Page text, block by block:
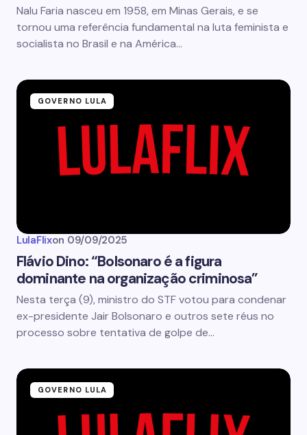
Nalu Faria nasceu em 1958, em Minas Gerais, e se
tornou uma referência fundamental na luta feminista e
socialista no Brasil e na América…
GOVERNO LULA
LulaFlixon 09/09/2025
Flávio Dino: “Bolsonaro é a figura
dominante na organização criminosa”
Nesta terça (9), ministro do STF votou para condenar
ex-presidente Jair Bolsonaro e outros sete réus no
processo sobre tentativa de golpe de…
GOVERNO LULA